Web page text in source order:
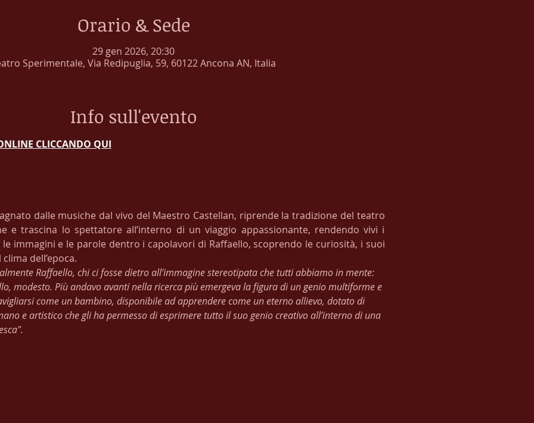
Orario & Sede
29 gen 2026, 20:30
Sperimentale, Via Redipuglia, 59, 60122 Ancona AN, Italia
Info sull'evento
CLICCANDO QUI
dalle musiche dal vivo del Maestro Castellan, riprende la tradizione del teatro
e trascina lo spettatore all’interno di un viaggio appassionante, rendendo vivi i
immagini e le parole dentro i capolavori di Raffaello, scoprendo le curiosità, i suoi
dell’epoca.
Raffaello, chi ci fosse dietro all’immagine stereotipata che tutti abbiamo in mente:
modesto. Più andavo avanti nella ricerca più emergeva la figura di un genio multiforme e
come un bambino, disponibile ad apprendere come un eterno allievo, dotato di
e artistico che gli ha permesso di esprimere tutto il suo genio creativo all’interno di una